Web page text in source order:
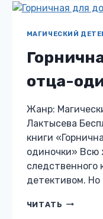
В
МАГИЧЕСКИЙ
отца-
Жанр:
Лактысева
книги
одиночки» Всю
следственного
детективом. Но
ЧИТАТЬ